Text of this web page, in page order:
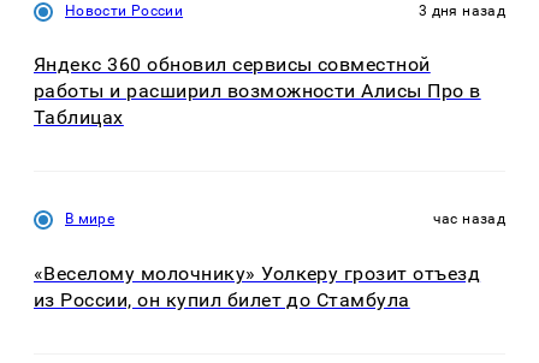
Новости России 3 дня назад
Яндекс 360 обновил сервисы совместной
работы и расширил возможности Алисы Про в
Таблицах
В мире час назад
«Веселому молочнику» Уолкеру грозит отъезд
из России, он купил билет до Стамбула